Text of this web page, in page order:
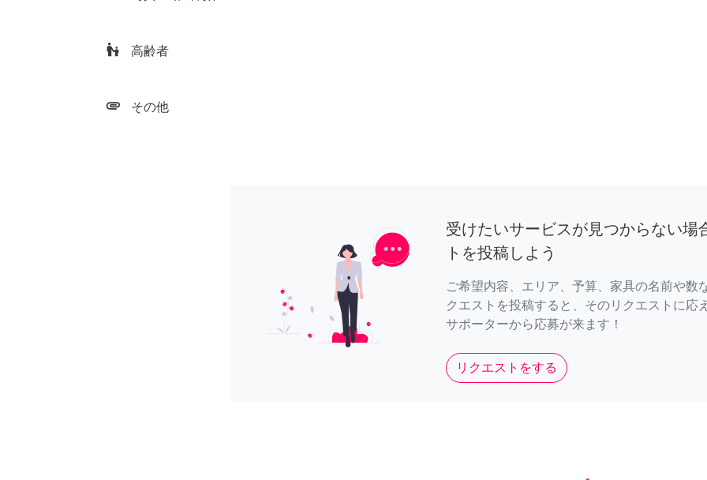
escalator_warning 高齢者
attachment その他
受けたいサービスが見つからない場
トを投稿しよう
ご希望内容、エリア、予算、家具の名前や数
クエストを投稿すると、そのリクエストに応
サポーターから応募が来ます！
リクエストをする